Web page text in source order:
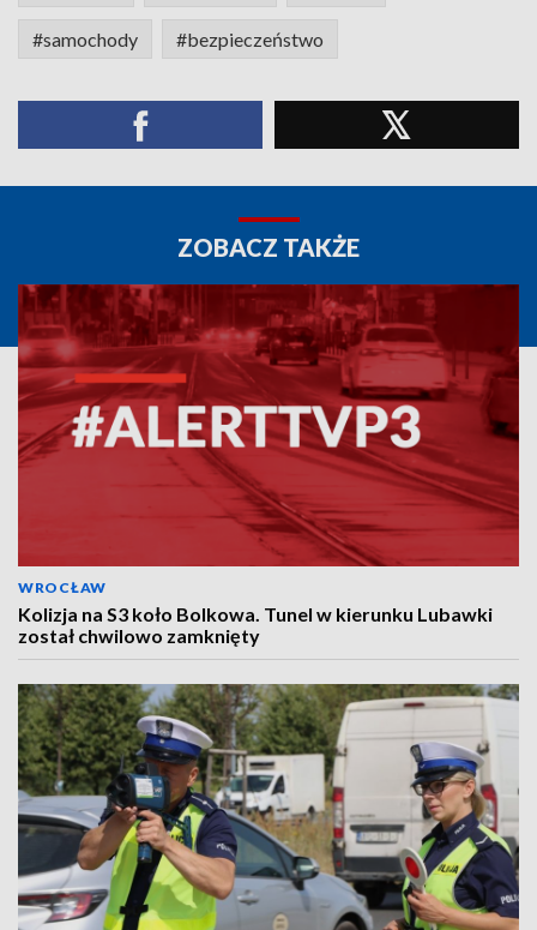
#samochody #bezpieczeństwo
ZOBACZ TAKŻE
WROCŁAW
Kolizja na S3 koło Bolkowa. Tunel w kierunku Lubawki
został chwilowo zamknięty